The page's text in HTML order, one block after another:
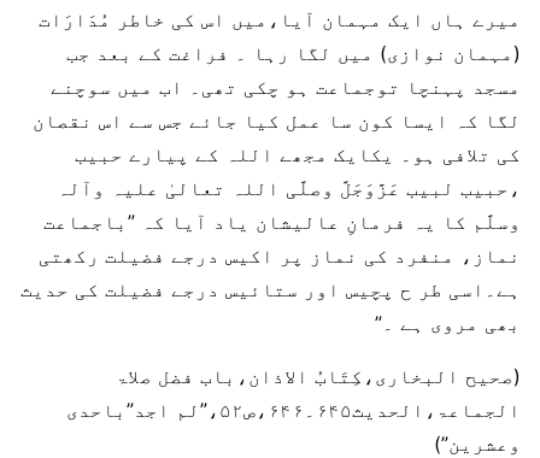
میرے ہاں ایک مہمان آیا،میں اس کی خاطر مُدَارَات
(مہمان نوازی) میں لگا رہا ۔ فراغت کے بعد جب
مسجد پہنچا توجماعت ہو چکی تھی۔ اب میں سوچنے
لگا کہ ایسا کون سا عمل کیا جائے جس سے اس نقصان
کی تلافی ہو۔ یکایک مجھے اللہ کے پیارے حبیب
،حبیب لبیب عَزَّوَجَلَّ وصلَّی اللہ تعالیٰ علیہ وآلہ
وسلَّم کا یہ فرمانِ عالیشان یاد آیا کہ ”باجماعت
نماز، منفرد کی نماز پر اکیس درجے فضیلت رکھتی
ہے۔اسی طر ح پچیس اور ستائیس درجے فضیلت کی حدیث
بھی مروی ہے ۔”
(صحیح البخاری،کِتَابُ الاذان،باب فضل صلاۃ
الجماعۃ،الحدیث۶۴۵۔۶۴۶،ص۵۲،”لم اجد”باحدی
وعشرین”)